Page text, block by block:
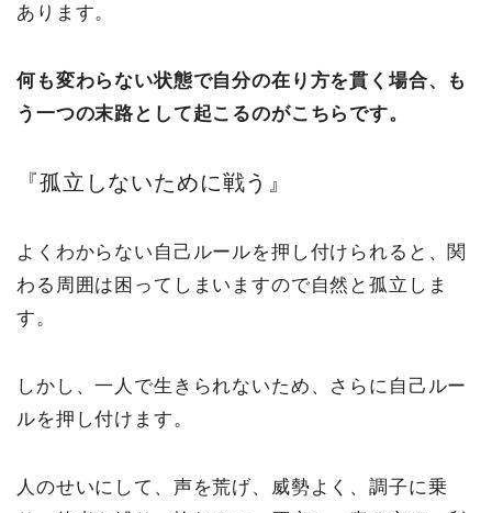
あります。
何も変わらない状態で自分の在り方を貫く場合、も
う一つの末路として起こるのがこちらです。
『孤立しないために戦う』
よくわからない自己ルールを押し付けられると、関
わる周囲は困ってしまいますので自然と孤立しま
す。
しかし、一人で生きられないため、さらに自己ルー
ルを押し付けます。
人のせいにして、声を荒げ、威勢よく、調子に乗